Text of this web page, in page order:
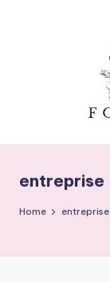
o
t
entreprise
Home entreprise